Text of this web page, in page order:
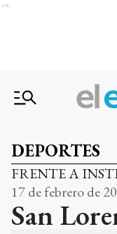
Ads
DEPORTES
FRENTE A
17 de febrero de
San